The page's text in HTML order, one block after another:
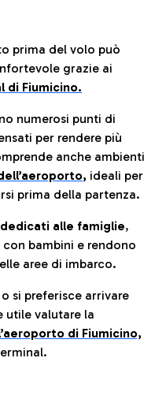
prima del volo può
grazie ai
di Fiumicino.
numerosi punti di
per rendere più
anche ambienti
, ideali per
prima della partenza.
alle famiglie,
bambini e rendono
aree di imbarco.
si preferisce arrivare
utile valutare la
di Fiumicino,